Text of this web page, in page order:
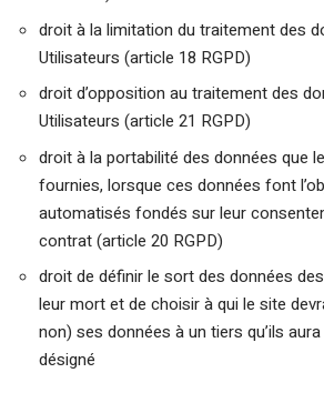
droit à la limitation du traitement des
Utilisateurs (article 18 RGPD)
droit d’opposition au traitement des
Utilisateurs (article 21 RGPD)
droit à la portabilité des données que
fournies, lorsque ces données font
automatisés fondés sur leur
contrat (article 20 RGPD)
droit de définir le sort des données
leur mort et de choisir à qui le site
non) ses données à un tiers qu’ils
désigné